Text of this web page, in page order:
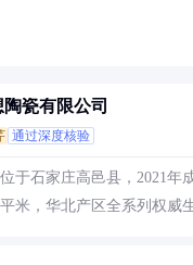
瓷有限公司
通过深度核验
于石家庄高邑县，2021年
米，华北产区全系列权威